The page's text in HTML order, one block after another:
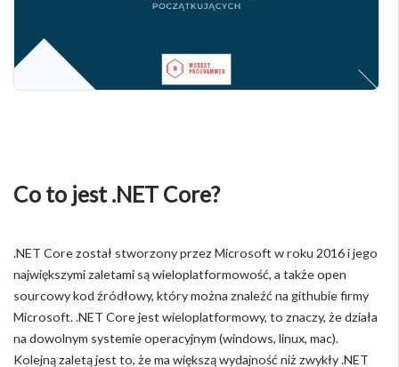
Co to jest .NET Core?
.NET Core został stworzony przez Microsoft w roku 2016 i jego
największymi zaletami są wieloplatformowość, a także open
sourcowy kod źródłowy, który można znaleźć na githubie firmy
Microsoft. .NET Core jest wieloplatformowy, to znaczy, że działa
na dowolnym systemie operacyjnym (windows, linux, mac).
Kolejną zaletą jest to, że ma większą wydajność niż zwykły .NET